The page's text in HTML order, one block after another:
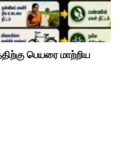
பெயரை மாற்றிய